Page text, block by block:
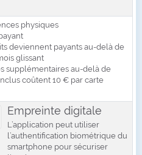
physiques
deviennent payants au-delà de
glissant
supplémentaires au-delà de
inclus coûtent 10 € par carte
Empreinte digitale
L’application peut utiliser
l’authentification biométrique du
smartphone pour sécuriser